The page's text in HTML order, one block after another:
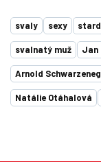
svaly sexy
svalnatý muž Jan
Arnold
Natálie Otáhalová